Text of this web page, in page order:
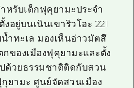
หรับเด็กฟุคุยามะประจำ
อยู่บนเนินเขาริวโอะ 221
ำทะเล มองเห็นอ่าวมัตสึ
ของเมืองฟุคุยามะและตั้ง
ด้วยธรรมชาติติดกับสวน
ยามะ ศูนย์จัดสวนเมือง